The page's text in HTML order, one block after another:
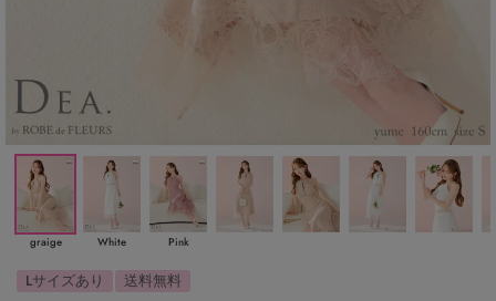
graige White Pink
Lサイズあり
送料無料